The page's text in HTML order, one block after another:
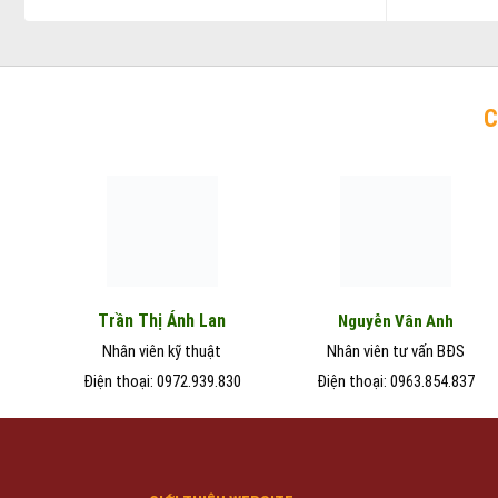
Trần Thị Ánh Lan
Nhân viên kỹ thuật
Điện thoại: 0972.939.830
Nguyễn Vân Anh
Nhân viên tư vấn BĐS
Điện thoại: 0963.854.837